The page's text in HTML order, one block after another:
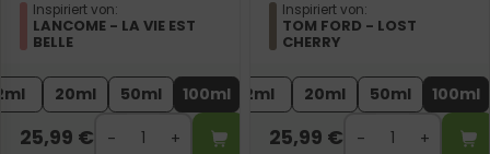
Inspiriert von:
LANCOME - LA VIE EST
BELLE
20ml 50ml 100ml
25,99 €
Inspiriert von:
TOM FORD - LOST
CHERRY
2ml 20ml 50ml 100ml
25,99 €